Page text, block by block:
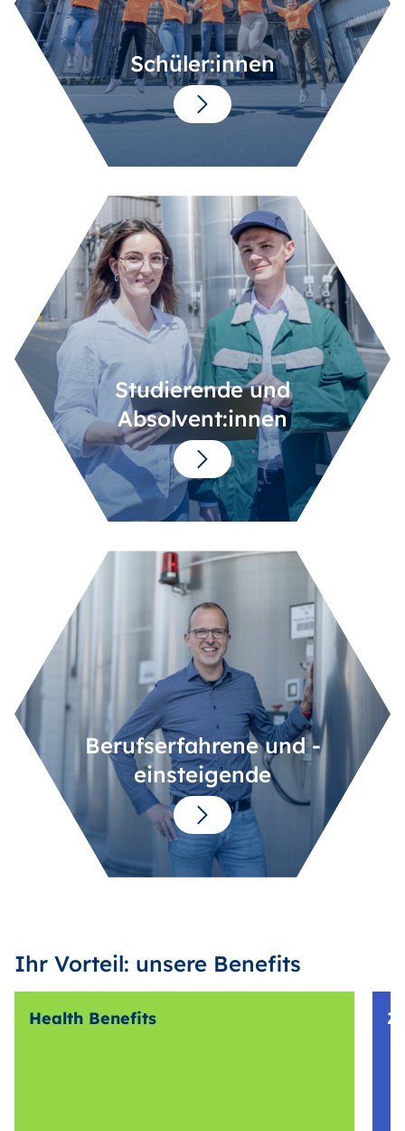
Schüler:innen
Studierende und
Absolvent:innen
Berufserfahrene und -
einsteigende
Ihr Vorteil: unsere Benefits
Health Benefits